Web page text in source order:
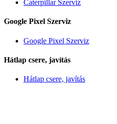
Caterpillar Szerviz
Google Pixel Szerviz
Google Pixel Szerviz
Hátlap csere, javítás
Hátlap csere, javítás